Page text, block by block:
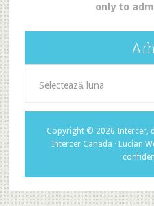
only to
Copyright © 2026 Intercer,
Intercer Canada · Lucian